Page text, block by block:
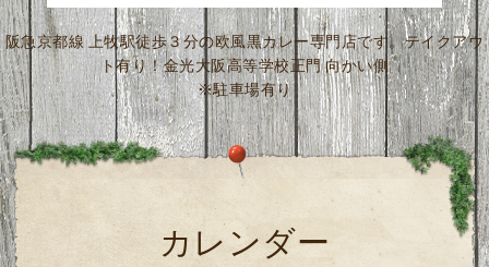
阪急京都線 上牧駅徒歩３分の欧風黒カレー専門店です。テイクアウ
ト有り！金光大阪高等学校正門 向かい側
※駐車場有り
カレンダー